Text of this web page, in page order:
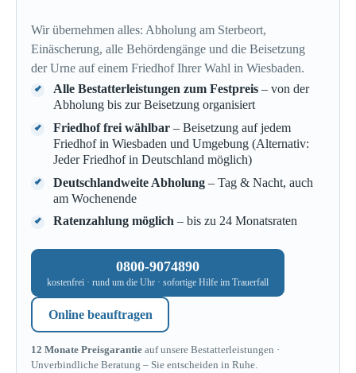
Wir übernehmen alles: Abholung am Sterbeort,
Einäscherung, alle Behördengänge und die Beisetzung
der Urne auf einem Friedhof Ihrer Wahl in Wiesbaden.
Alle Bestatterleistungen zum Festpreis– von der
Abholung bis zur Beisetzung organisiert
Friedhof frei wählbar– Beisetzung auf jedem
Friedhof in Wiesbaden und Umgebung (Alternativ:
Jeder Friedhof in Deutschland möglich)
Deutschlandweite Abholung– Tag & Nacht, auch
am Wochenende
Ratenzahlung möglich – bis zu 24 Monatsraten
0800-9074890
kostenfrei · rund um die Uhr · sofortige Hilfe im Trauerfall
Online beauftragen
12 Monate Preisgarantie auf unsere Bestatterleistungen ·
Unverbindliche Beratung – Sie entscheiden in Ruhe.